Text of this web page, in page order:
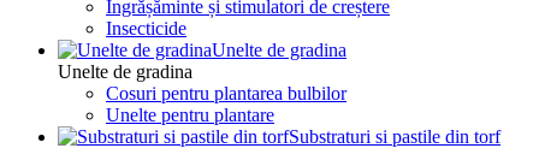
Îngrășăminte și stimulatori de creștere
Insecticide
Unelte de gradina
Unelte de gradina
Cosuri pentru plantarea bulbilor
Unelte pentru plantare
Substraturi si pastile din torf